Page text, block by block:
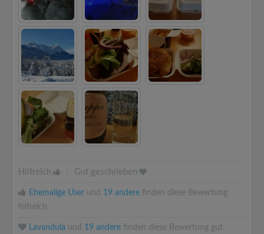
Hilfreich Gut geschrieben
Ehemalige User und 19 andere finden diese Bewertung
hilfreich.
Lavandula und 19 andere finden diese Bewertung gut